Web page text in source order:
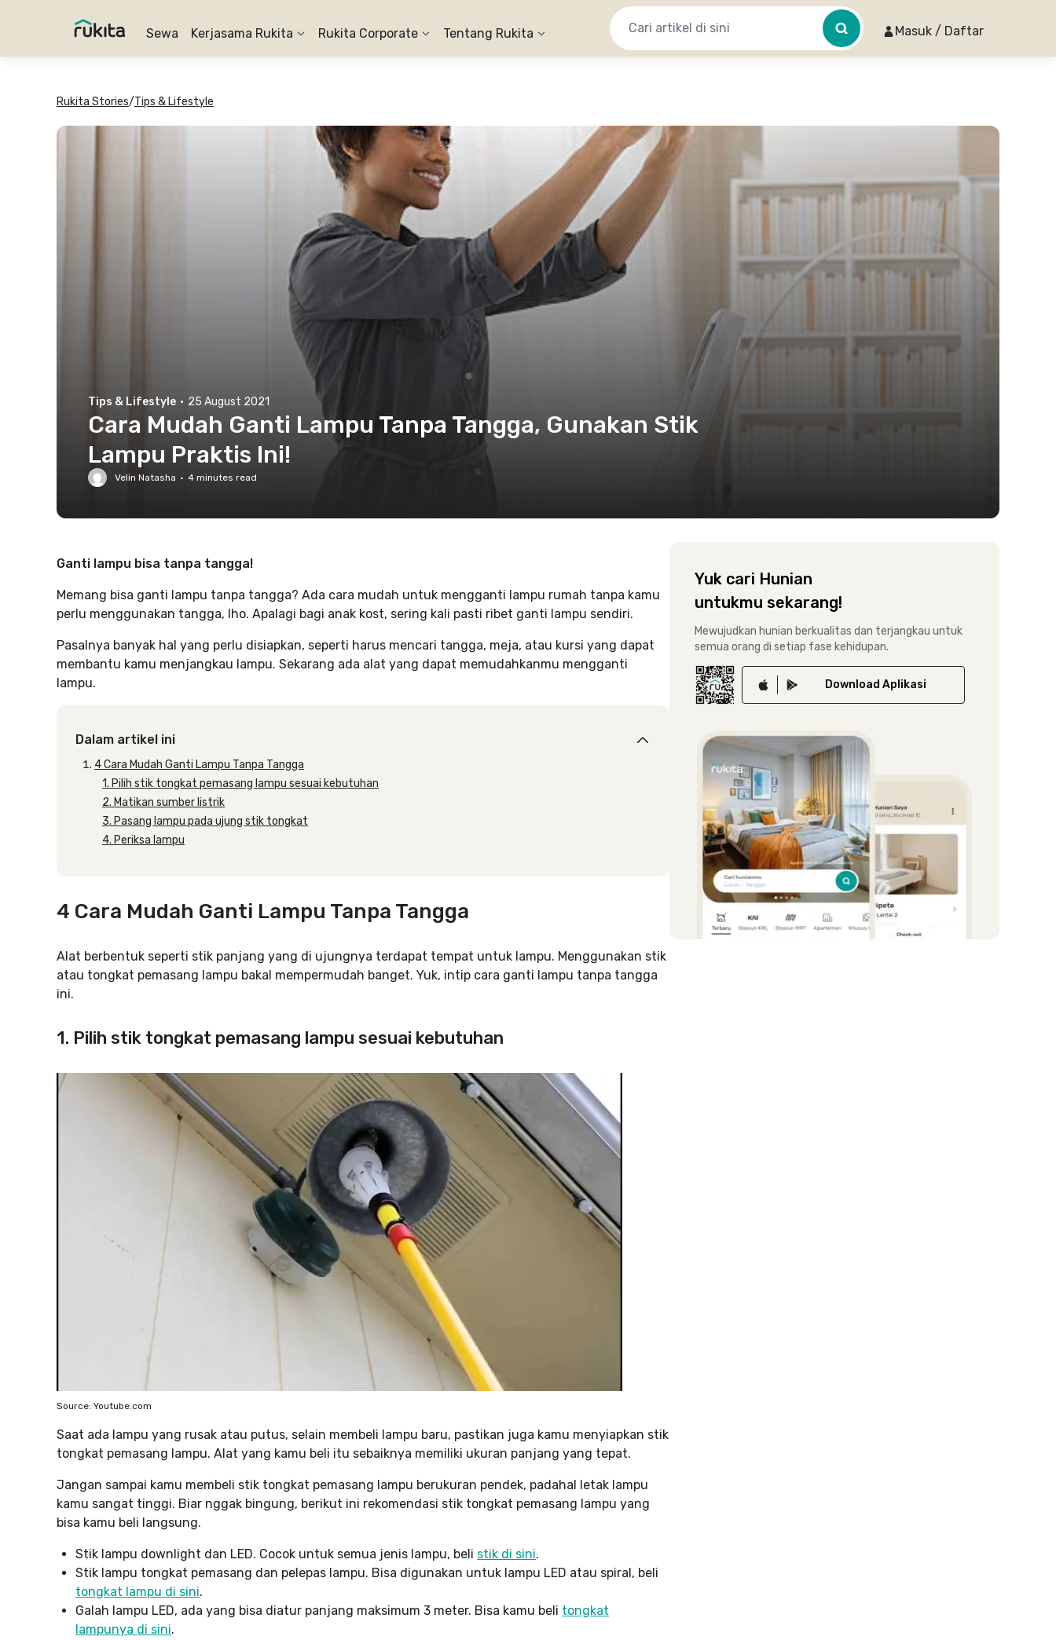
Sewa Kerjasama Rukita Rukita Corporate Tentang Rukita Masuk / Daftar
Rukita Stories/Tips & Lifestyle
Tips & Lifestyle · 25 August 2021
Cara Mudah Ganti Lampu Tanpa Tangga, Gunakan Stik
Lampu Praktis Ini!
Velin Natasha · 4 minutes read
Ganti lampu bisa tanpa tangga!
Memang bisa ganti lampu tanpa tangga? Ada cara mudah untuk mengganti lampu rumah tanpa kamu
perlu menggunakan tangga, lho. Apalagi bagi anak kost, sering kali pasti ribet ganti lampu sendiri.
Pasalnya banyak hal yang perlu disiapkan, seperti harus mencari tangga, meja, atau kursi yang dapat
membantu kamu menjangkau lampu. Sekarang ada alat yang dapat memudahkanmu mengganti
lampu.
Dalam artikel ini
4 Cara Mudah Ganti Lampu Tanpa Tangga
1. Pilih stik tongkat pemasang lampu sesuai kebutuhan
2. Matikan sumber listrik
3. Pasang lampu pada ujung stik tongkat
4. Periksa lampu
4 Cara Mudah Ganti Lampu Tanpa Tangga
Alat berbentuk seperti stik panjang yang di ujungnya terdapat tempat untuk lampu. Menggunakan stik
atau tongkat pemasang lampu bakal mempermudah banget. Yuk, intip cara ganti lampu tanpa tangga
ini.
1. Pilih stik tongkat pemasang lampu sesuai kebutuhan
Source: Youtube.com
Saat ada lampu yang rusak atau putus, selain membeli lampu baru, pastikan juga kamu menyiapkan stik
tongkat pemasang lampu. Alat yang kamu beli itu sebaiknya memiliki ukuran panjang yang tepat.
Jangan sampai kamu membeli stik tongkat pemasang lampu berukuran pendek, padahal letak lampu
kamu sangat tinggi. Biar nggak bingung, berikut ini rekomendasi stik tongkat pemasang lampu yang
bisa kamu beli langsung.
Stik lampu downlight dan LED. Cocok untuk semua jenis lampu, beli stik di sini.
Stik lampu tongkat pemasang dan pelepas lampu. Bisa digunakan untuk lampu LED atau spiral, beli
tongkat lampu di sini.
Galah lampu LED, ada yang bisa diatur panjang maksimum 3 meter. Bisa kamu beli tongkat
lampunya di sini.
Yuk cari Hunian
untukmu sekarang!
Mewujudkan hunian berkualitas dan terjangkau untuk
semua orang di setiap fase kehidupan.
Download Aplikasi